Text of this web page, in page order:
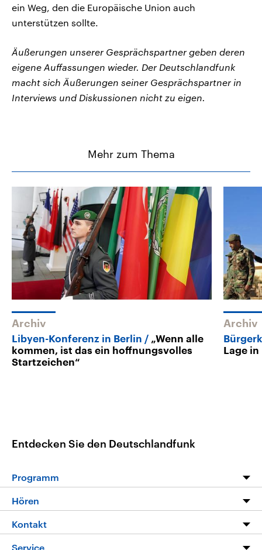
ein Weg, den die Europäische Union auch
unterstützen sollte.
Äußerungen unserer Gesprächspartner geben deren
eigene Auffassungen wieder. Der Deutschlandfunk
macht sich Äußerungen seiner Gesprächspartner in
Interviews und Diskussionen nicht zu eigen.
Mehr zum Thema
Archiv
Libyen-Konferenz in Berlin
„Wenn alle
kommen, ist das ein hoffnungsvolles
Startzeichen“
Archiv
Lage
Entdecken Sie den Deutschlandfunk
Programm
Programm
Die Nachrichten
Hören
Livestream
Kontakt
Hörerservice
Service